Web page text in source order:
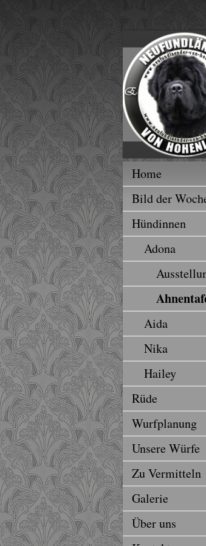
Home
Bild der
Hündinnen
Adona
Aida
Nika
Hailey
Rüde
Wurfplanung
Unsere Würfe
Zu Vermitteln
Galerie
Über uns